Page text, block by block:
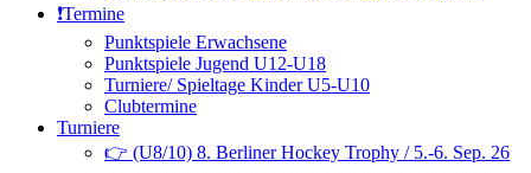
❗️Termine
Punktspiele Erwachsene
Punktspiele Jugend U12-U18
Turniere/ Spieltage Kinder U5-U10
Clubtermine
Turniere
👉 (U8/10) 8. Berliner Hockey Trophy / 5.-6. Sep. 26